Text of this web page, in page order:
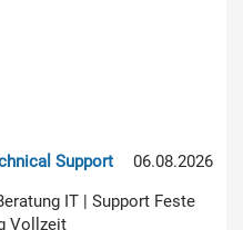
06.08.2026
Support
IT | Support Feste
Vollzeit